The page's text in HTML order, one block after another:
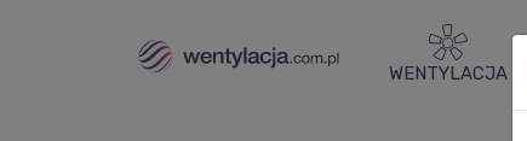
WENTYLACJA